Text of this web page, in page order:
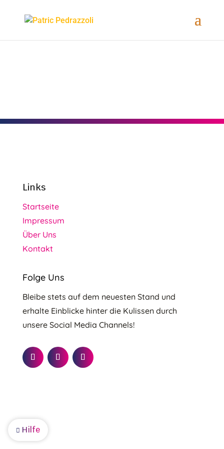
 Hilfe
Links
Startseite
Impressum
Über Uns
Kontakt
Folge Uns
Bleibe stets auf dem neuesten Stand und
erhalte Einblicke hinter die Kulissen durch
unsere Social Media Channels!